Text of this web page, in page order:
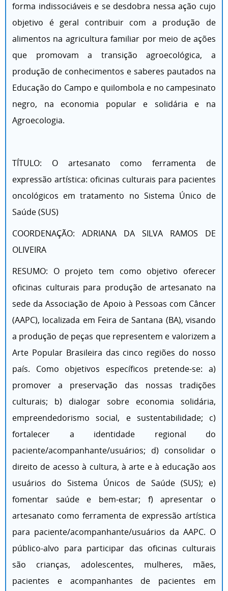
forma indissociáveis e se desdobra nessa ação cujo
objetivo é geral contribuir com a produção de
alimentos na agricultura familiar por meio de ações
que promovam a transição agroecológica, a
produção de conhecimentos e saberes pautados na
Educação do Campo e quilombola e no campesinato
negro, na economia popular e solidária e na
Agroecologia.
TÍTULO: O artesanato como ferramenta de
expressão artística: oficinas culturais para pacientes
oncológicos em tratamento no Sistema Único de
Saúde (SUS)
COORDENAÇÃO: ADRIANA DA SILVA RAMOS DE
OLIVEIRA
RESUMO: O projeto tem como objetivo oferecer
oficinas culturais para produção de artesanato na
sede da Associação de Apoio à Pessoas com Câncer
(AAPC), localizada em Feira de Santana (BA), visando
a produção de peças que representem e valorizem a
Arte Popular Brasileira das cinco regiões do nosso
país. Como objetivos específicos pretende-se: a)
promover a preservação das nossas tradições
culturais; b) dialogar sobre economia solidária,
empreendedorismo social, e sustentabilidade; c)
fortalecer a identidade regional do
paciente/acompanhante/usuários; d) consolidar o
direito de acesso à cultura, à arte e à educação aos
usuários do Sistema Únicos de Saúde (SUS); e)
fomentar saúde e bem-estar; f) apresentar o
artesanato como ferramenta de expressão artística
para paciente/acompanhante/usuários da AAPC. O
público-alvo para participar das oficinas culturais
são crianças, adolescentes, mulheres, mães,
pacientes e acompanhantes de pacientes em